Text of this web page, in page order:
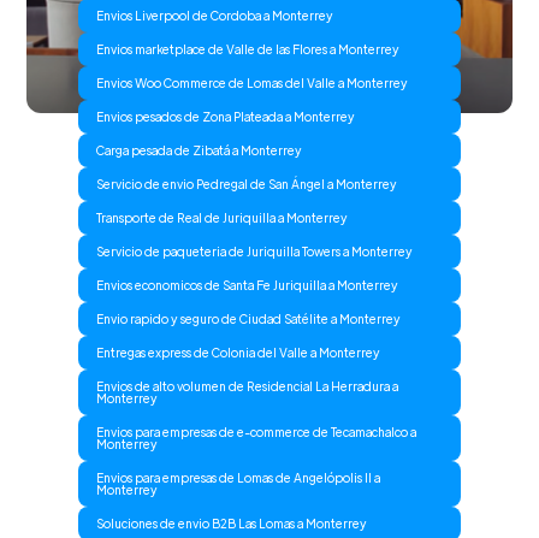
Envios Liverpool de Cordoba a Monterrey
Envios marketplace de Valle de las Flores a Monterrey
Envios Woo Commerce de Lomas del Valle a Monterrey
Envios pesados de Zona Plateada a Monterrey
Carga pesada de Zibatá a Monterrey
Servicio de envio Pedregal de San Ángel a Monterrey
Transporte de Real de Juriquilla a Monterrey
Servicio de paqueteria de Juriquilla Towers a Monterrey
Envios economicos de Santa Fe Juriquilla a Monterrey
Envio rapido y seguro de Ciudad Satélite a Monterrey
Entregas express de Colonia del Valle a Monterrey
Envios de alto volumen de Residencial La Herradura a
Monterrey
Envios para empresas de e-commerce de Tecamachalco a
Monterrey
Envios para empresas de Lomas de Angelópolis II a
Monterrey
Soluciones de envio B2B Las Lomas a Monterrey